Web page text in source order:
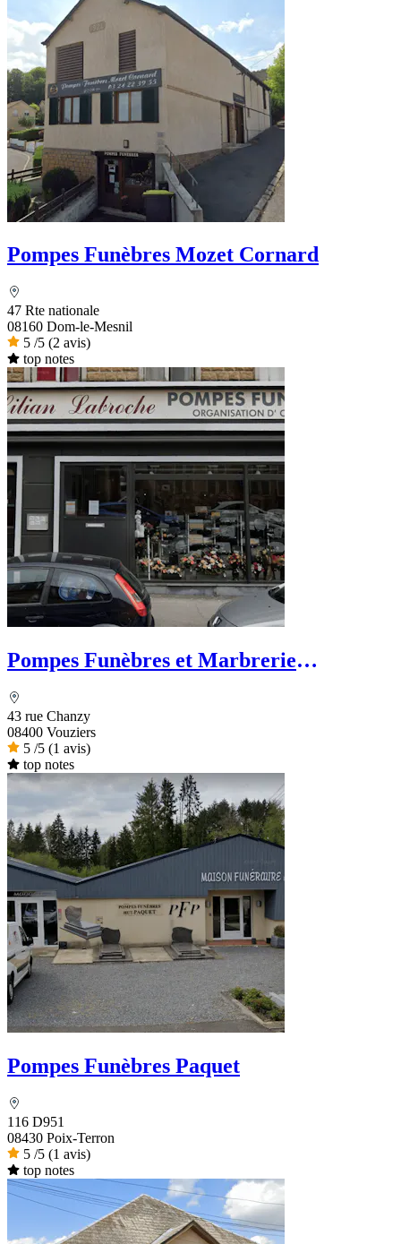
Pompes Funèbres Mozet Cornard
47 Rte nationale
08160 Dom-le-Mesnil
5 /5 (2 avis)
top notes
Pompes Funèbres et Marbrerie
43 rue Chanzy
08400 Vouziers
5 /5 (1 avis)
top notes
Pompes Funèbres Paquet
116 D951
08430 Poix-Terron
5 /5 (1 avis)
top notes